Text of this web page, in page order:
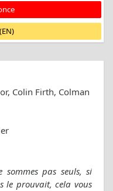
Colin Firth, Colman
sommes pas seuls, si
le prouvait, cela vous